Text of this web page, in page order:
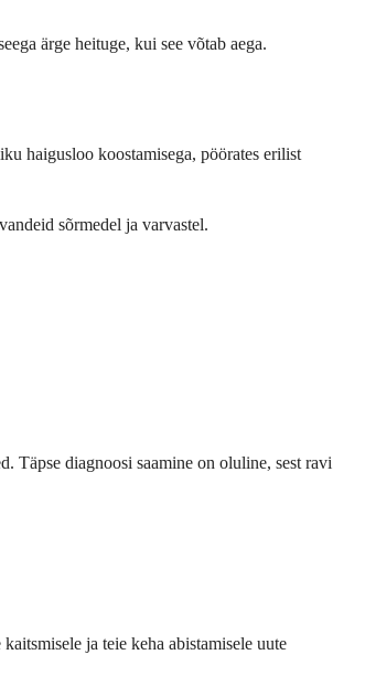
ärge heituge, kui see võtab aega.
haigusloo koostamisega, pöörates erilist
sõrmedel ja varvastel.
Täpse diagnoosi saamine on oluline, sest ravi
ja teie keha abistamisele uute